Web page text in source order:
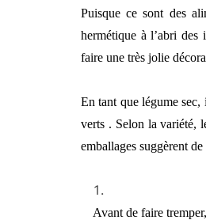
Puisque ce sont des
hermétique à l’abri des
faire une très jolie
En tant que légume sec,
verts . Selon la variété,
emballages suggèrent
Avant de faire